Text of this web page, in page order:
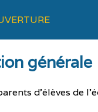
générale
d’élèves de